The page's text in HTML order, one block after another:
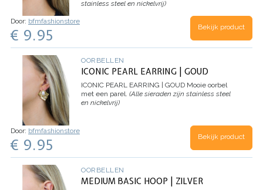
stainless steel en nickelvrij)
Door: bfmfashionstore
€ 9.95 Bekijk product
OORBELLEN
ICONIC PEARL EARRING | GOUD
ICONIC PEARL EARRING | GOUD Mooie oorbel
met een parel. (Alle sieraden zijn stainless steel
en nickelvrij)
Door: bfmfashionstore
€ 9.95 Bekijk product
OORBELLEN
MEDIUM BASIC HOOP | ZILVER